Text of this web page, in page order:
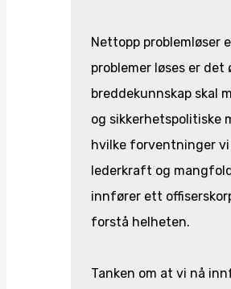
Nettopp problemløser
problemer løses er
breddekunnskap skal
og sikkerhetspolitiske
hvilke forventninger
lederkraft og
innfører ett
forstå helheten.
Tanken om at vi nå